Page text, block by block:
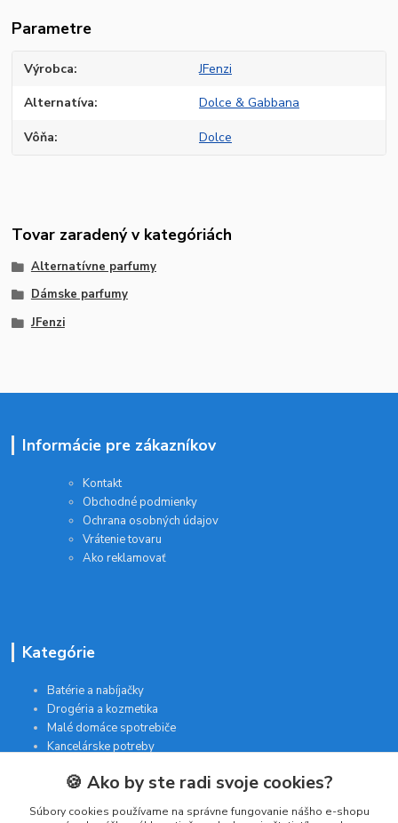
Parametre
Výrobca JFenzi
Alternatíva Dolce & Gabbana
Vôňa Dolce
Tovar zaradený v kategóriách
Alternatívne parfumy
Dámske parfumy
JFenzi
Informácie pre zákazníkov
Kontakt
Obchodné podmienky
Ochrana osobných údajov
Vrátenie tovaru
Ako reklamovať
Kategórie
Batérie a nabíjačky
Drogéria a kozmetika
Malé domáce spotrebiče
Kancelárske potreby
Kontakt
🍪 Ako by ste radi svoje cookies?
Súbory cookies používame na správne fungovanie nášho e-shopu